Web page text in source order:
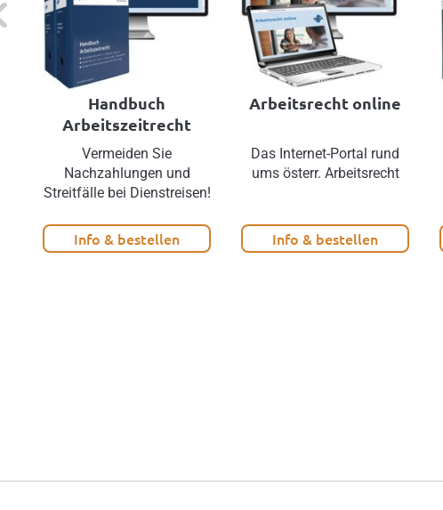
Handbuch
Arbeitszeitrecht
Vermeiden Sie
Nachzahlungen und
Streitfälle bei Dienstreisen!
Info & bestellen
Arbeitsrecht online
Das Internet-Portal rund
ums österr. Arbeitsrecht
Info & bestellen